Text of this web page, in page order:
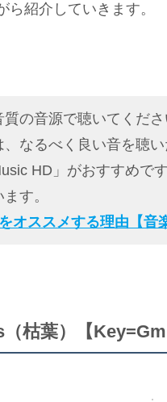
紹介していきます。
の音源で聴いてくださ
なるべく良い音を聴い
HD」がおすすめです
す。
オススメする理由【音
枯葉）【Key=Gm